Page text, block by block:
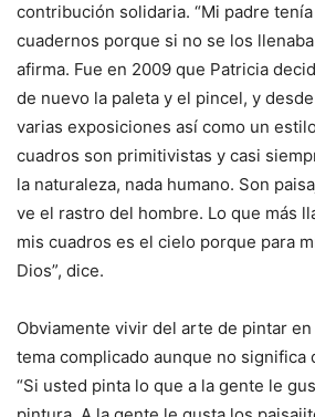
contribución solidaria. “Mi padre
cuadernos porque si no se los llenaba
afirma. Fue en 2009 que Patricia
de nuevo la paleta y el pincel, y
varias exposiciones así como un
cuadros son primitivistas y casi
la naturaleza, nada humano. Son
ve el rastro del hombre. Lo que más
mis cuadros es el cielo porque para
Dios”, dice.
Obviamente vivir del arte de pintar en
tema complicado aunque no significa
“Si usted pinta lo que a la gente le